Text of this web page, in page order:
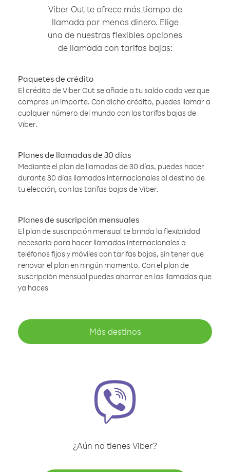
Viber Out te ofrece más tiempo de
llamada por menos dinero. Elige
una de nuestras flexibles opciones
de llamada con tarifas bajas:
Paquetes de crédito
El crédito de Viber Out se añade a tu saldo cada vez que
compres un importe. Con dicho crédito, puedes llamar a
cualquier número del mundo con las tarifas bajas de
Viber.
Planes de llamadas de 30 días
Mediante el plan de llamadas de 30 días, puedes hacer
durante 30 días llamadas internacionales al destino de
tu elección, con las tarifas bajas de Viber.
Planes de suscripción mensuales
El plan de suscripción mensual te brinda la flexibilidad
necesaria para hacer llamadas internacionales a
teléfonos fijos y móviles con tarifas bajas, sin tener que
renovar el plan en ningún momento. Con el plan de
suscripción mensual puedes ahorrar en las llamadas que
ya haces
Más destinos
¿Aún no tienes Viber?